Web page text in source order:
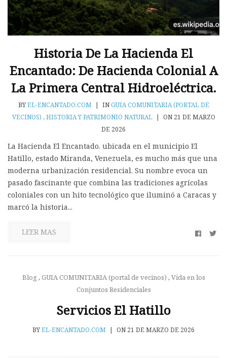
Historia De La Hacienda El
Encantado: De Hacienda Colonial A
La Primera Central Hidroeléctrica.
BYEL-ENCANTADO.COM | INGUIA COMUNITARIA (PORTAL DE
VECINOS) , HISTORIA Y PATRIMONIO NATURAL | ON 21 DE MARZO
DE 2026
La Hacienda El Encantado. ubicada en el municipio El
Hatillo, estado Miranda, Venezuela, es mucho más que una
moderna urbanización residencial. Su nombre evoca un
pasado fascinante que combina las tradiciones agrícolas
coloniales con un hito tecnológico que iluminó a Caracas y
marcó la historia...
LEER MAS
Blog, GUIA COMUNITARIA (portal de vecinos) , Vida en los
Conjuntos Residenciales
Servicios El Hatillo
BYEL-ENCANTADO.COM | ON 21 DE MARZO DE 2026